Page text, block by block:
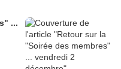
...